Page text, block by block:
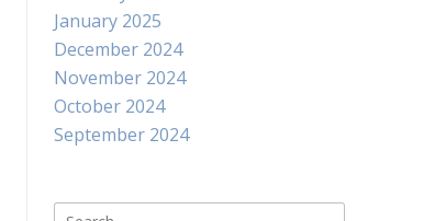
January 2025
December 2024
November 2024
October 2024
September 2024
Search